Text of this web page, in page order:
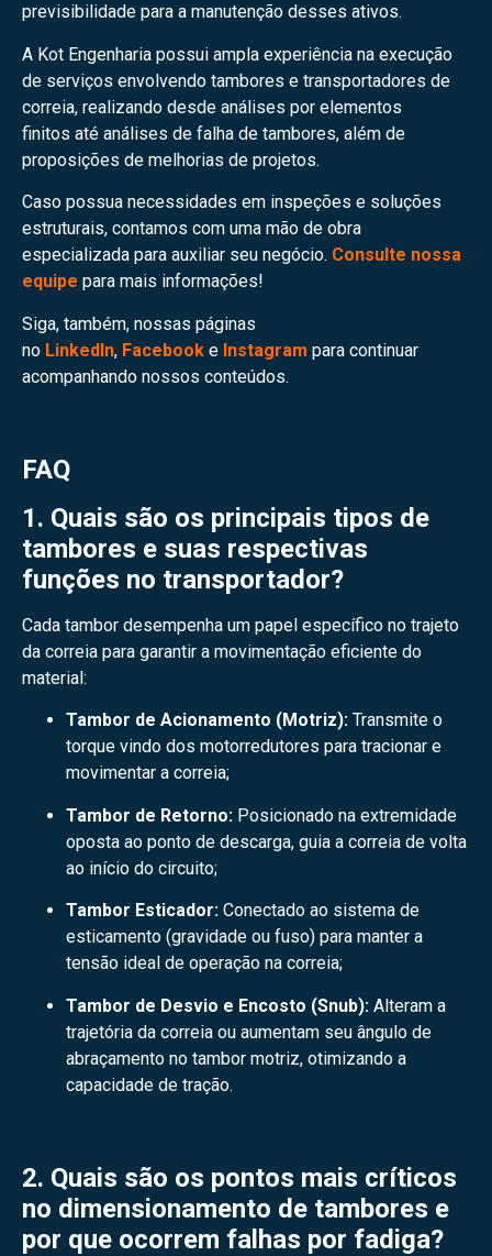
previsibilidade para a manutenção desses ativos.
A Kot Engenharia possui ampla experiência na execução
de serviços envolvendo tambores e transportadores de
correia, realizando desde análises por elementos
finitos até análises de falha de tambores, além de
proposições de melhorias de projetos.
Caso possua necessidades em inspeções e soluções
estruturais, contamos com uma mão de obra
especializada para auxiliar seu negócio. Consulte nossa
equipe para mais informações!
Siga, também, nossas páginas
no LinkedIn, Facebook e Instagram para continuar
acompanhando nossos conteúdos.
FAQ
1. Quais são os principais tipos de
tambores e suas respectivas
funções no transportador?
Cada tambor desempenha um papel específico no trajeto
da correia para garantir a movimentação eficiente do
material:
Tambor de Acionamento (Motriz): Transmite o
torque vindo dos motorredutores para tracionar e
movimentar a correia;
Tambor de Retorno: Posicionado na extremidade
oposta ao ponto de descarga, guia a correia de volta
ao início do circuito;
Tambor Esticador: Conectado ao sistema de
esticamento (gravidade ou fuso) para manter a
tensão ideal de operação na correia;
Tambor de Desvio e Encosto (Snub): Alteram a
trajetória da correia ou aumentam seu ângulo de
abraçamento no tambor motriz, otimizando a
capacidade de tração.
2. Quais são os pontos mais críticos
no dimensionamento de tambores e
por que ocorrem falhas por fadiga?